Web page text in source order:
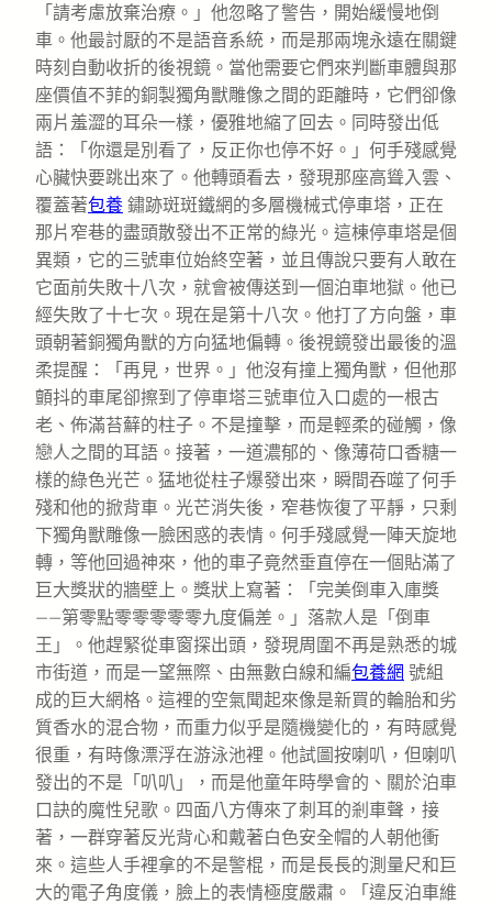
「請考慮放棄治療。」他忽略了警告，開始緩慢地倒
車。他最討厭的不是語音系統，而是那兩塊永遠在關鍵
時刻自動收折的後視鏡。當他需要它們來判斷車體與那
座價值不菲的銅製獨角獸雕像之間的距離時，它們卻像
兩片羞澀的耳朵一樣，優雅地縮了回去。同時發出低
語：「你還是別看了，反正你也停不好。」何手殘感覺
心臟快要跳出來了。他轉頭看去，發現那座高聳入雲、
覆蓋著包養 鏽跡斑斑鐵網的多層機械式停車塔，正在
那片窄巷的盡頭散發出不正常的綠光。這棟停車塔是個
異類，它的三號車位始終空著，並且傳說只要有人敢在
它面前失敗十八次，就會被傳送到一個泊車地獄。他已
經失敗了十七次。現在是第十八次。他打了方向盤，車
頭朝著銅獨角獸的方向猛地偏轉。後視鏡發出最後的溫
柔提醒：「再見，世界。」他沒有撞上獨角獸，但他那
顫抖的車尾卻擦到了停車塔三號車位入口處的一根古
老、佈滿苔蘚的柱子。不是撞擊，而是輕柔的碰觸，像
戀人之間的耳語。接著，一道濃郁的、像薄荷口香糖一
樣的綠色光芒。猛地從柱子爆發出來，瞬間吞噬了何手
殘和他的掀背車。光芒消失後，窄巷恢復了平靜，只剩
下獨角獸雕像一臉困惑的表情。何手殘感覺一陣天旋地
轉，等他回過神來，他的車子竟然垂直停在一個貼滿了
巨大獎狀的牆壁上。獎狀上寫著：「完美倒車入庫獎
——第零點零零零零零九度偏差。」落款人是「倒車
王」。他趕緊從車窗探出頭，發現周圍不再是熟悉的城
市街道，而是一望無際、由無數白線和編包養網 號組
成的巨大網格。這裡的空氣聞起來像是新買的輪胎和劣
質香水的混合物，而重力似乎是隨機變化的，有時感覺
很重，有時像漂浮在游泳池裡。他試圖按喇叭，但喇叭
發出的不是「叭叭」，而是他童年時學會的、關於泊車
口訣的魔性兒歌。四面八方傳來了刺耳的剎車聲，接
著，一群穿著反光背心和戴著白色安全帽的人朝他衝
來。這些人手裡拿的不是警棍，而是長長的測量尺和巨
大的電子角度儀，臉上的表情極度嚴肅。「違反泊車維